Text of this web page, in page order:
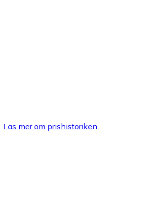
Läs mer om prishistoriken.